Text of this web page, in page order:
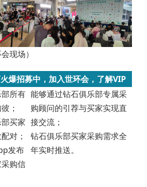
现场）
爆招募中，加入世环会，了解VIP
获取以下优势
所有
；
买家
对；
发布
购信
能够通过钻石俱乐部专属采
购顾问的引荐与买家实现直
接交流；
钻石俱乐部买家采购需求全
年实时推送。